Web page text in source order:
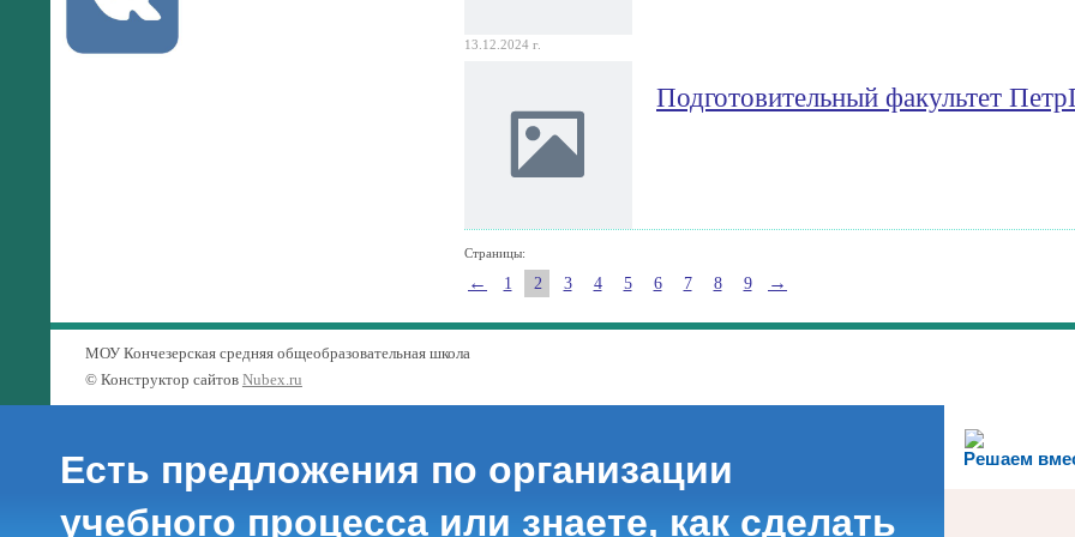
13.12.2024 г.
Подготовительный факультет
Страницы:
← 1 2 3 4 5 6 7 8 9 →
МОУ Кончезерская средняя общеобразовательная школа
© Конструктор сайтов Nubex.ru
Решаем
Есть предложения по организации
учебного процесса или знаете, как сделать